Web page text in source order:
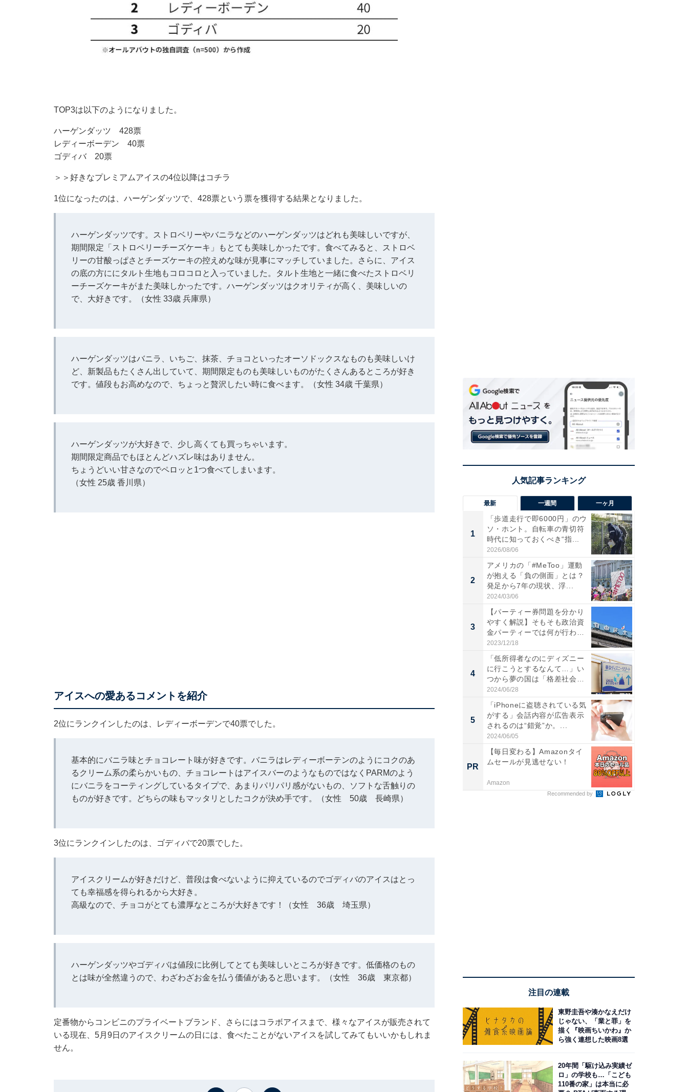
TOP3は以下のようになりました。
ハーゲンダッツ 428票
レディーボーデン 40票
ゴディバ 20票
＞＞好きなプレミアムアイスの4位以降はコチラ
1位になったのは、ハーゲンダッツで、428票という票を獲得する結果となりました。
ハーゲンダッツです。ストロベリーやバニラなどのハーゲンダッツはどれも美味しいですが、
期間限定「ストロベリーチーズケーキ」もとても美味しかったです。食べてみると、ストロベ
リーの甘酸っぱさとチーズケーキの控えめな味が見事にマッチしていました。さらに、アイス
の底の方ににタルト生地もコロコロと入っていました。タルト生地と一緒に食べたストロベリ
ーチーズケーキがまた美味しかったです。ハーゲンダッツはクオリティが高く、美味しいの
で、大好きです。（女性 33歳 兵庫県）
ハーゲンダッツはバニラ、いちご、抹茶、チョコといったオーソドックスなものも美味しいけ
ど、新製品もたくさん出していて、期間限定ものも美味しいものがたくさんあるところが好き
です。値段もお高めなので、ちょっと贅沢したい時に食べます。（女性 34歳 千葉県）
ハーゲンダッツが大好きで、少し高くても買っちゃいます。
期間限定商品でもほとんどハズレ味はありません。
ちょうどいい甘さなのでペロッと1つ食べてしまいます。
（女性 25歳 香川県）
アイスへの愛あるコメントを紹介
2位にランクインしたのは、レディーボーデンで40票でした。
基本的にバニラ味とチョコレート味が好きです。バニラはレディーボーテンのようにコクのあ
るクリーム系の柔らかいもの、チョコレートはアイスバーのようなものではなくPARMのよう
にバニラをコーティングしているタイプで、あまりパリパリ感がないもの、ソフトな舌触りの
ものが好きです。どちらの味もマッタリとしたコクが決め手です。（女性 50歳 長崎県）
3位にランクインしたのは、ゴディバで20票でした。
アイスクリームが好きだけど、普段は食べないように抑えているのでゴディバのアイスはとっ
ても幸福感を得られるから大好き。
高級なので、チョコがとても濃厚なところが大好きです！（女性 36歳 埼玉県）
ハーゲンダッツやゴディバは値段に比例してとても美味しいところが好きです。低価格のもの
とは味が全然違うので、わざわざお金を払う価値があると思います。（女性 36歳 東京都）
定番物からコンビニのプライベートブランド、さらにはコラボアイスまで、様々なアイスが販売されて
いる現在、5月9日のアイスクリームの日には、食べたことがないアイスを試してみてもいいかもしれま
せん。
最新 一週間 一ヶ月
1
「歩道走行で即6000円」のウ
ソ・ホント。自転車の青切符
時代に知っておくべき“指...
2026/08/06
2
アメリカの「#MeToo」運動
が抱える「負の側面」とは？
発足から7年の現状、浮...
2024/03/06
3
【パーティー券問題を分かり
やすく解説】そもそも政治資
金パーティーでは何が行われ
て...
2023/12/18
4
「低所得者なのにディズニー
に行こうとするなんて…」い
つから夢の国は「格差社会の
象...
2024/06/28
5
「iPhoneに盗聴されている気
がする」会話内容が広告表示
されるのは“錯覚”か。...
2024/06/05
PR
【毎日変わる】Amazonタイ
ムセールが見逃せない！
Amazon
Recommended by
注目の連載
東野圭吾や湊かなえだけ
じゃない、「業と罪」を
描く『映画ちいかわ』か
ら強く連想した映画8選
20年間「駆け込み実績ゼ
ロ」の学校も…「こども
110番の家」は本当に必